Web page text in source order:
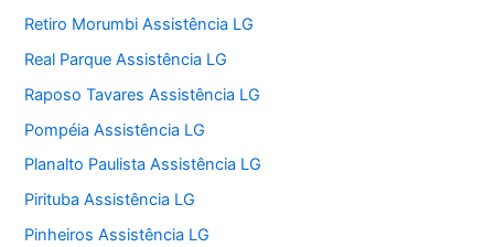
Retiro Morumbi Assistência LG
Real Parque Assistência LG
Raposo Tavares Assistência LG
Pompéia Assistência LG
Planalto Paulista Assistência LG
Pirituba Assistência LG
Pinheiros Assistência LG